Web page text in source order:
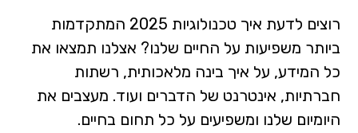
רוצים לדעת איך טכנולוגיות 2025 המתקדמות
ביותר משפיעות על החיים שלנו? אצלנו תמצאו את
כל המידע, על איך בינה מלאכותית, רשתות
חברתיות, אינטרנט של הדברים ועוד. מעצבים את
היומיום שלנו ומשפיעים על כל תחום בחיים.